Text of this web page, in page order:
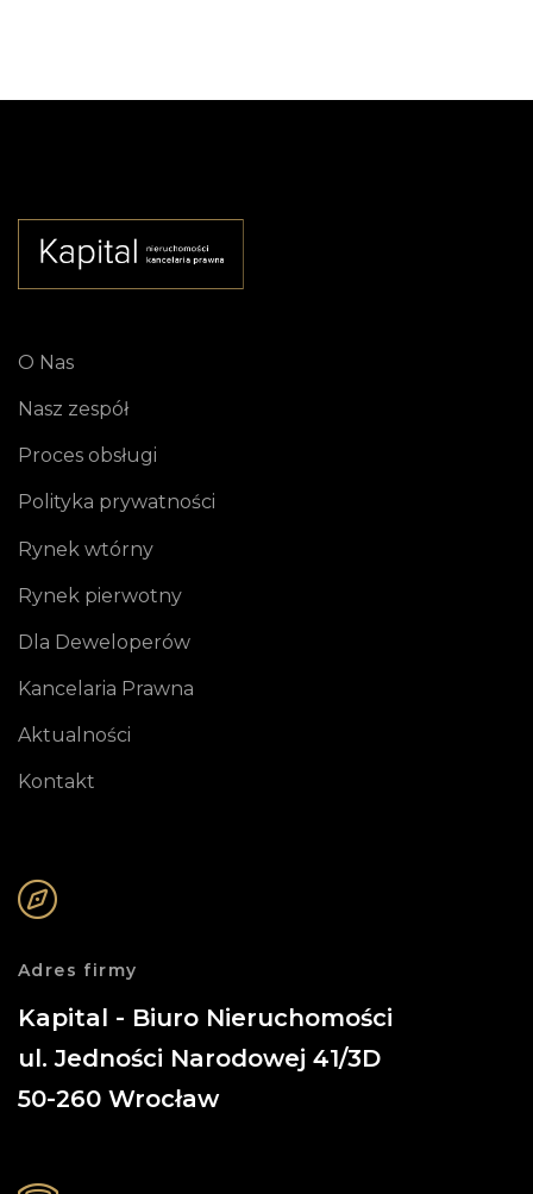
O Nas
Nasz zespół
Proces obsługi
Polityka prywatności
Rynek wtórny
Rynek pierwotny
Dla Deweloperów
Kancelaria Prawna
Aktualności
Kontakt
Adres firmy
Kapital - Biuro Nieruchomości
ul. Jedności Narodowej 41/3D
50-260 Wrocław